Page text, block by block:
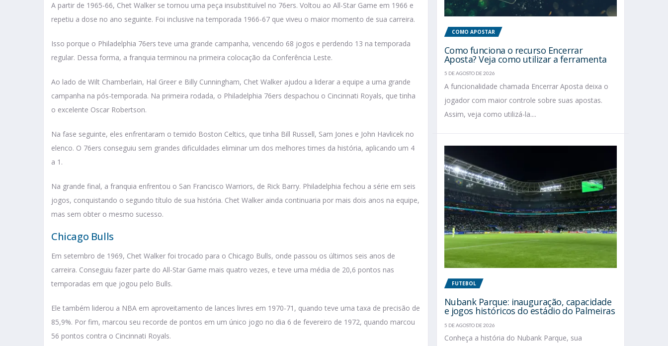
A partir de 1965-66, Chet Walker se tornou uma peça insubstituível no 76ers. Voltou ao All-Star Game em 1966 e
repetiu a dose no ano seguinte. Foi inclusive na temporada 1966-67 que viveu o maior momento de sua carreira.
Isso porque o Philadelphia 76ers teve uma grande campanha, vencendo 68 jogos e perdendo 13 na temporada
regular. Dessa forma, a franquia terminou na primeira colocação da Conferência Leste.
Ao lado de Wilt Chamberlain, Hal Greer e Billy Cunningham, Chet Walker ajudou a liderar a equipe a uma grande
campanha na pós-temporada. Na primeira rodada, o Philadelphia 76ers despachou o Cincinnati Royals, que tinha
o excelente Oscar Robertson.
Na fase seguinte, eles enfrentaram o temido Boston Celtics, que tinha Bill Russell, Sam Jones e John Havlicek no
elenco. O 76ers conseguiu sem grandes dificuldades eliminar um dos melhores times da história, aplicando um 4
a 1.
Na grande final, a franquia enfrentou o San Francisco Warriors, de Rick Barry. Philadelphia fechou a série em seis
jogos, conquistando o segundo título de sua história. Chet Walker ainda continuaria por mais dois anos na equipe,
mas sem obter o mesmo sucesso.
Chicago Bulls
Em setembro de 1969, Chet Walker foi trocado para o Chicago Bulls, onde passou os últimos seis anos de
carreira. Conseguiu fazer parte do All-Star Game mais quatro vezes, e teve uma média de 20,6 pontos nas
temporadas em que jogou pelo Bulls.
Ele também liderou a NBA em aproveitamento de lances livres em 1970-71, quando teve uma taxa de precisão de
85,9%. Por fim, marcou seu recorde de pontos em um único jogo no dia 6 de fevereiro de 1972, quando marcou
56 pontos contra o Cincinnati Royals.
COMO APOSTAR
Como funciona o recurso Encerrar
Aposta? Veja como utilizar a ferramenta
5 DE AGOSTO DE 2026
A funcionalidade chamada Encerrar Aposta deixa o
jogador com maior controle sobre suas apostas.
Assim, veja como utilizá-la....
FUTEBOL
Nubank Parque: inauguração, capacidade
e jogos históricos do estádio do Palmeiras
5 DE AGOSTO DE 2026
Conheça a história do Nubank Parque, sua